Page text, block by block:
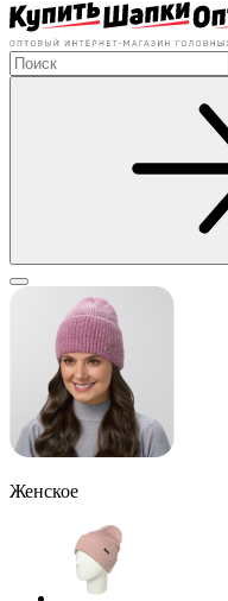
Женское